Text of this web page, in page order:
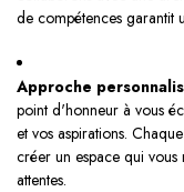
de compétences garantit
Approche
point d'honneur à vous
et vos aspirations.
créer un espace qui
attentes.